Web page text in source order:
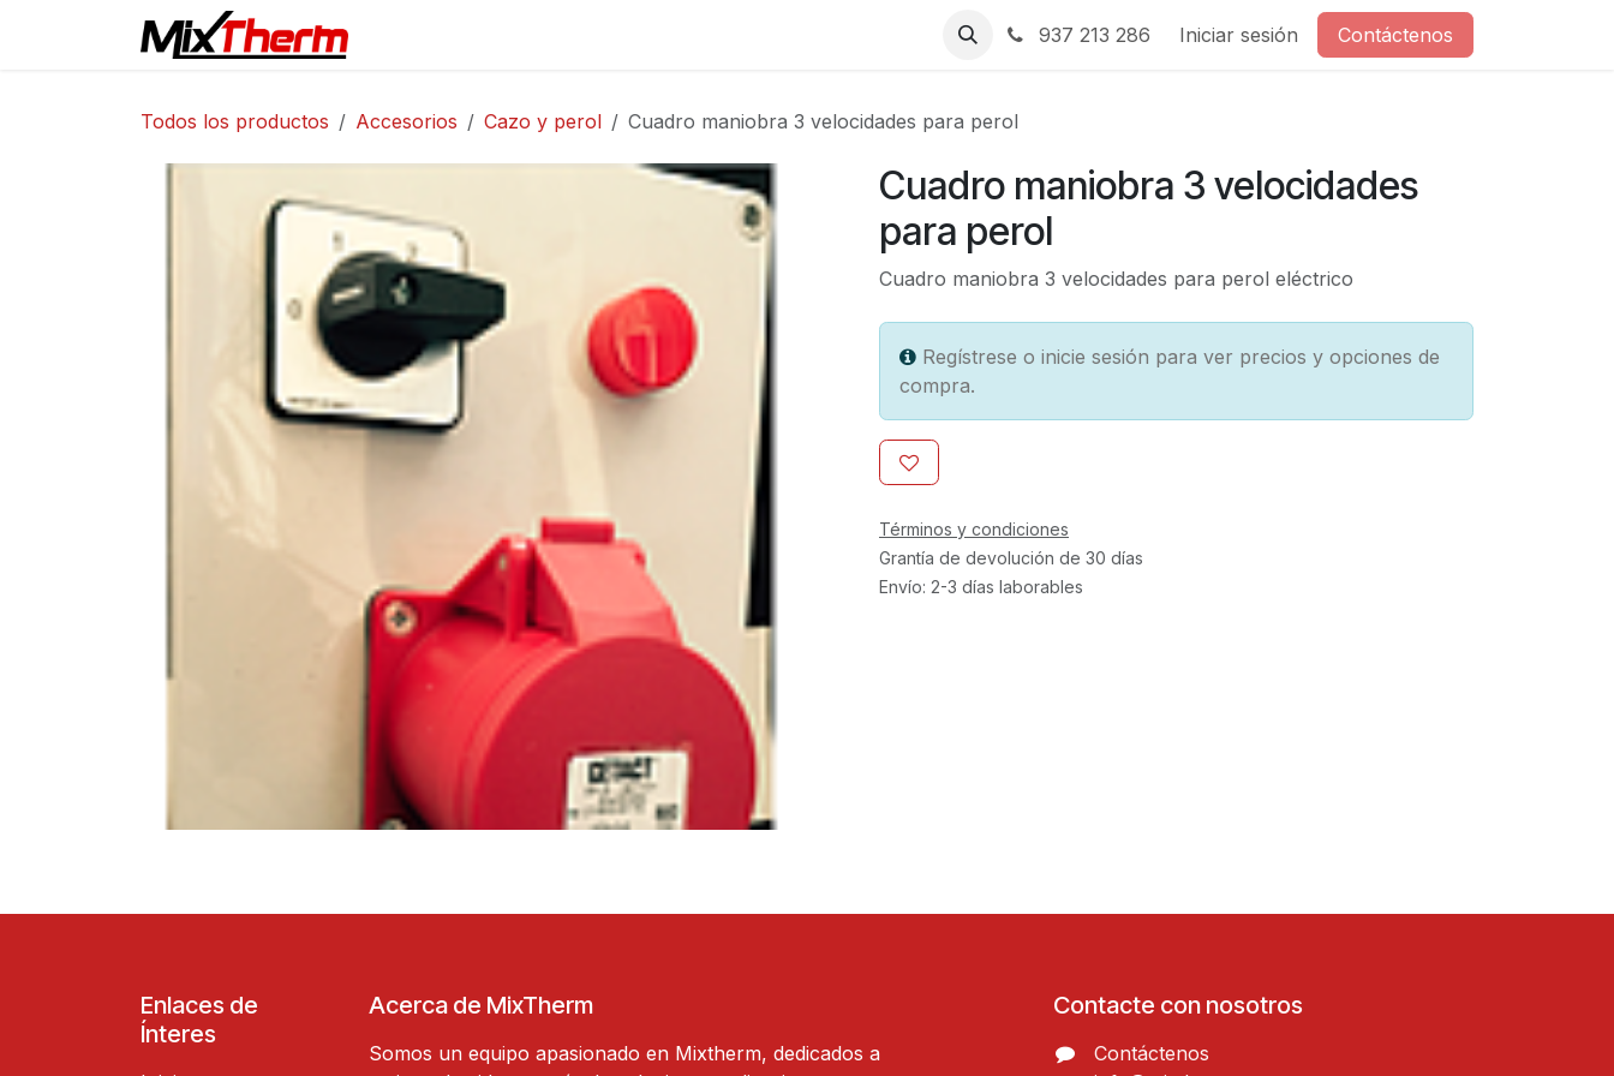
Trabajos937 213 286 Iniciar sesión Contáctenos
Todos los productos Accesorios Cazo y perol Cuadro maniobra 3 velocidades para perol
Cuadro maniobra 3 velocidades
para perol
Cuadro maniobra 3 velocidades para perol eléctrico
Regístrese o inicie sesión para ver precios y opciones de
compra.
Términos y condiciones
Grantía de devolución de 30 días
Envío: 2-3 días laborables
Enlaces de
Ínteres
Acerca de MixTherm
Somos un equipo apasionado en Mixtherm, dedicados a
Contacte con nosotros
Contáctenos